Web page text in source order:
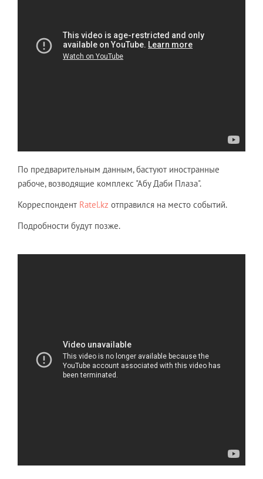
По предварительным данным, бастуют иностранные
рабоче, возводящие комплекс "Абу Даби Плаза".
Корреспондент Ratel.kz отправился на место событий.
Подробности будут позже.